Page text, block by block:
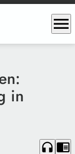
menu
in
headphones chrome_reader_mode